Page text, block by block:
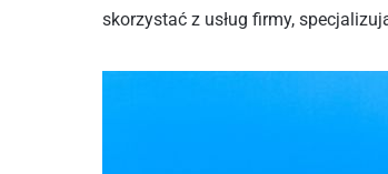
skorzystać z usług firmy,